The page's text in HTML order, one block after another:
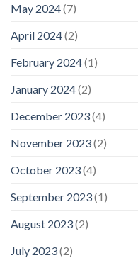
May 2024(7)
April 2024(2)
February 2024(1)
January 2024(2)
December 2023(4)
November 2023(2)
October 2023(4)
September 2023(1)
August 2023(2)
July 2023(2)